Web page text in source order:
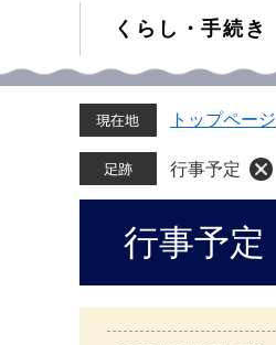
くらし・手続き
トップページ
行事予定
行事予定